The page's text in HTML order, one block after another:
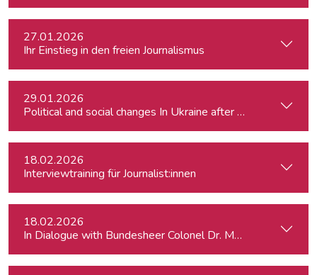
27.01.2026
Ihr Einstieg in den freien Journalismus
29.01.2026
Political and social changes In Ukraine after four years of
18.02.2026
Interviewtraining für Journalist:innen
18.02.2026
In Dialogue with Bundesheer Colonel Dr. Markus Reisner